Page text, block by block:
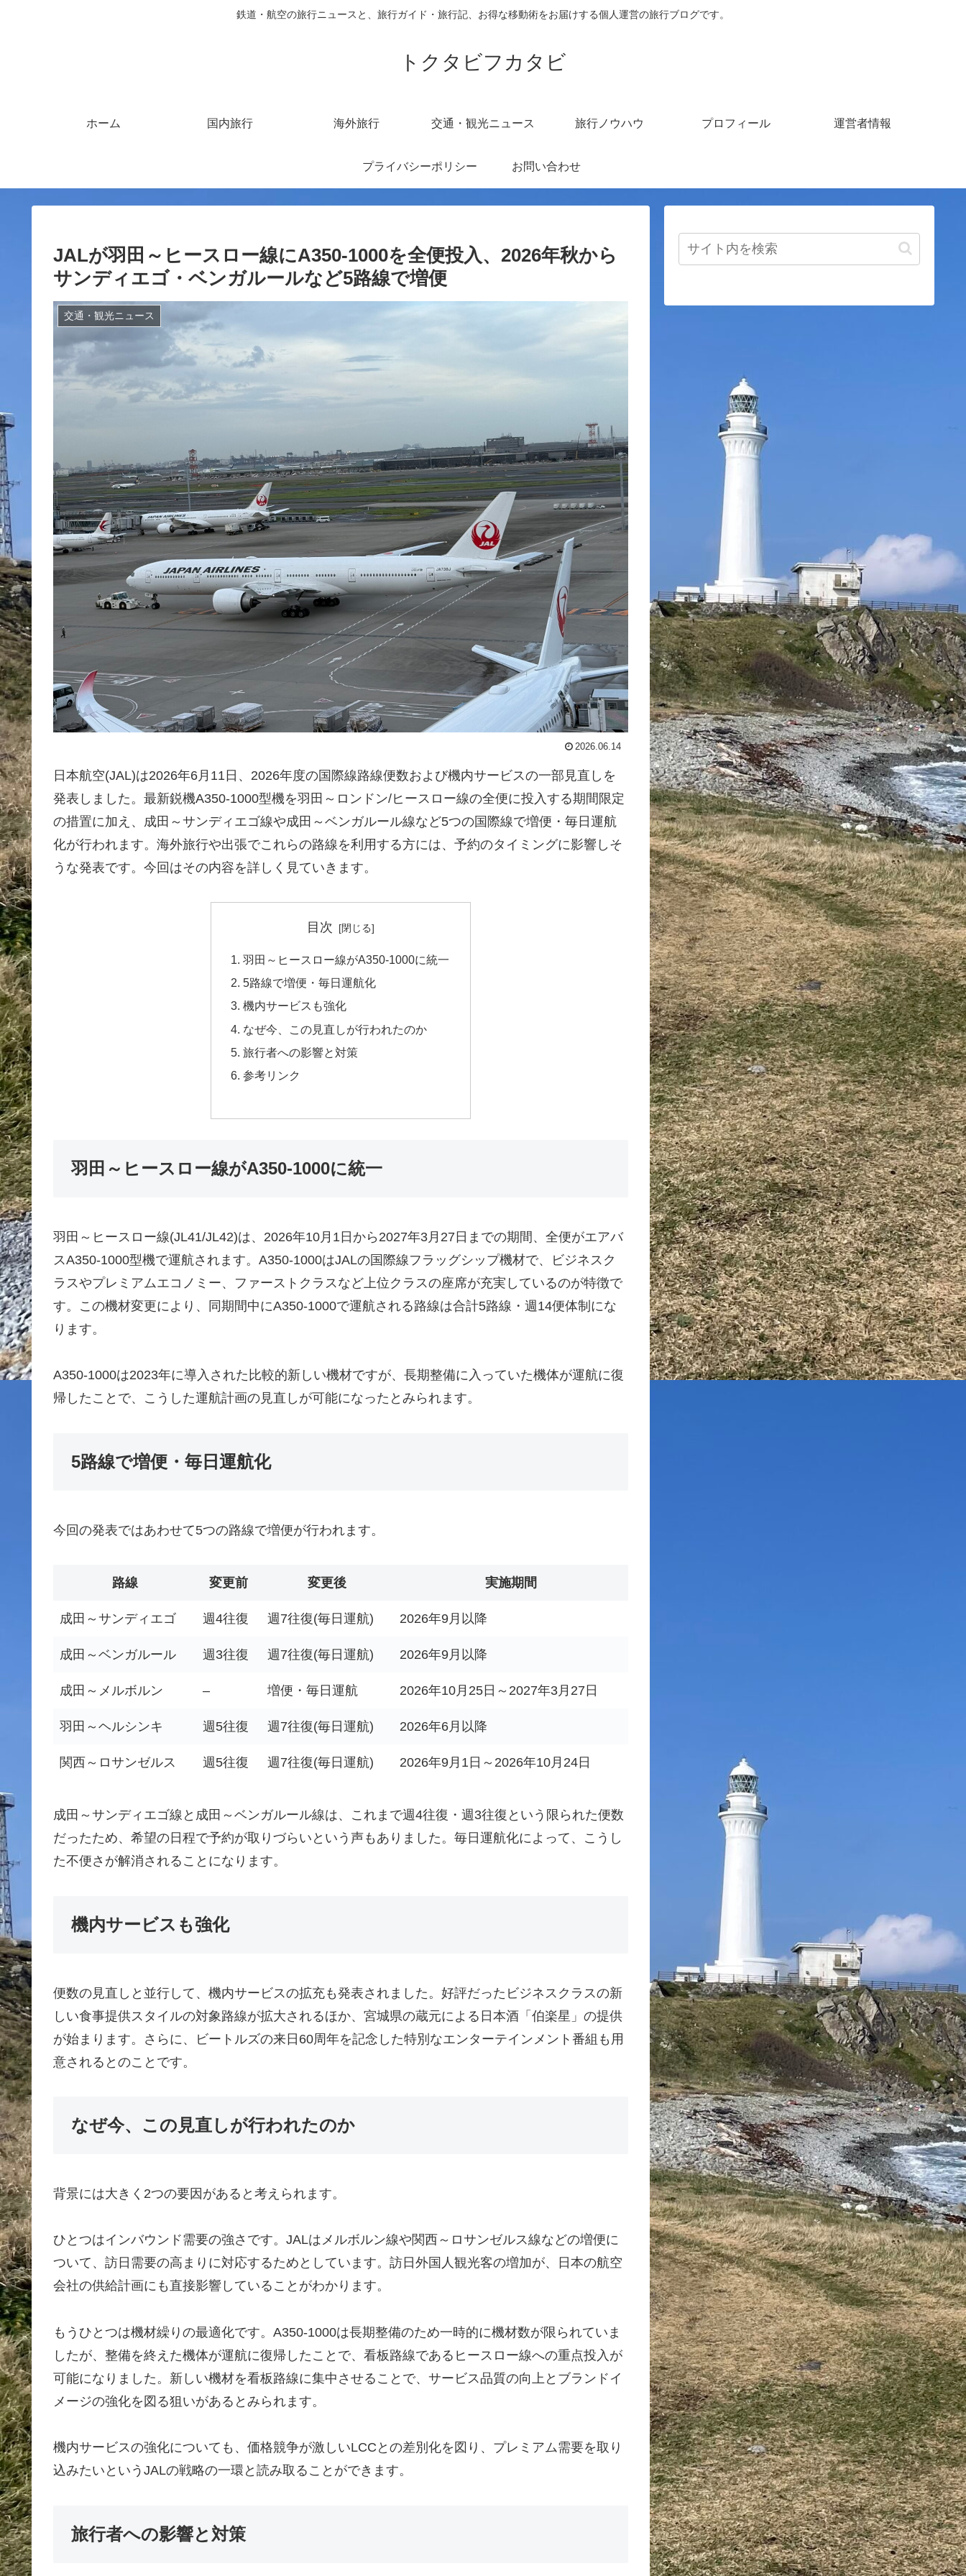
鉄道・航空の旅行ニュースと、旅行ガイド・旅行記、お得な移動術をお届けする個人運営の旅行ブログです。
トクタビフカタビ
ホーム 国内旅行 海外旅行 交通・観光ニュース 旅行ノウハウ プロフィール 運営者情報
プライバシーポリシー お問い合わせ
JALが羽田～ヒースロー線にA350-1000を全便投入、2026年秋から
サンディエゴ・ベンガルールなど5路線で増便
交通・観光ニュース
2026.06.14
日本航空(JAL)は2026年6月11日、2026年度の国際線路線便数および機内サービスの一部見直しを
発表しました。最新鋭機A350-1000型機を羽田～ロンドン/ヒースロー線の全便に投入する期間限定
の措置に加え、成田～サンディエゴ線や成田～ベンガルール線など5つの国際線で増便・毎日運航
化が行われます。海外旅行や出張でこれらの路線を利用する方には、予約のタイミングに影響しそ
うな発表です。今回はその内容を詳しく見ていきます。
目次
羽田～ヒースロー線がA350-1000に統一
5路線で増便・毎日運航化
機内サービスも強化
なぜ今、この見直しが行われたのか
旅行者への影響と対策
参考リンク
羽田～ヒースロー線がA350-1000に統一
羽田～ヒースロー線(JL41/JL42)は、2026年10月1日から2027年3月27日までの期間、全便がエアバ
スA350-1000型機で運航されます。A350-1000はJALの国際線フラッグシップ機材で、ビジネスク
ラスやプレミアムエコノミー、ファーストクラスなど上位クラスの座席が充実しているのが特徴で
す。この機材変更により、同期間中にA350-1000で運航される路線は合計5路線・週14便体制にな
ります。
A350-1000は2023年に導入された比較的新しい機材ですが、長期整備に入っていた機体が運航に復
帰したことで、こうした運航計画の見直しが可能になったとみられます。
5路線で増便・毎日運航化
今回の発表ではあわせて5つの路線で増便が行われます。
路線 変更前 変更後 実施期間
成田～サンディエゴ 週4往復 週7往復(毎日運航) 2026年9月以降
成田～ベンガルール 週3往復 週7往復(毎日運航) 2026年9月以降
成田～メルボルン – 増便・毎日運航 2026年10月25日～2027年3月27日
羽田～ヘルシンキ 週5往復 週7往復(毎日運航) 2026年6月以降
関西～ロサンゼルス 週5往復 週7往復(毎日運航) 2026年9月1日～2026年10月24日
成田～サンディエゴ線と成田～ベンガルール線は、これまで週4往復・週3往復という限られた便数
だったため、希望の日程で予約が取りづらいという声もありました。毎日運航化によって、こうし
た不便さが解消されることになります。
機内サービスも強化
便数の見直しと並行して、機内サービスの拡充も発表されました。好評だったビジネスクラスの新
しい食事提供スタイルの対象路線が拡大されるほか、宮城県の蔵元による日本酒「伯楽星」の提供
が始まります。さらに、ビートルズの来日60周年を記念した特別なエンターテインメント番組も用
意されるとのことです。
なぜ今、この見直しが行われたのか
背景には大きく2つの要因があると考えられます。
ひとつはインバウンド需要の強さです。JALはメルボルン線や関西～ロサンゼルス線などの増便に
ついて、訪日需要の高まりに対応するためとしています。訪日外国人観光客の増加が、日本の航空
会社の供給計画にも直接影響していることがわかります。
もうひとつは機材繰りの最適化です。A350-1000は長期整備のため一時的に機材数が限られていま
したが、整備を終えた機体が運航に復帰したことで、看板路線であるヒースロー線への重点投入が
可能になりました。新しい機材を看板路線に集中させることで、サービス品質の向上とブランドイ
メージの強化を図る狙いがあるとみられます。
機内サービスの強化についても、価格競争が激しいLCCとの差別化を図り、プレミアム需要を取り
込みたいというJALの戦略の一環と読み取ることができます。
旅行者への影響と対策